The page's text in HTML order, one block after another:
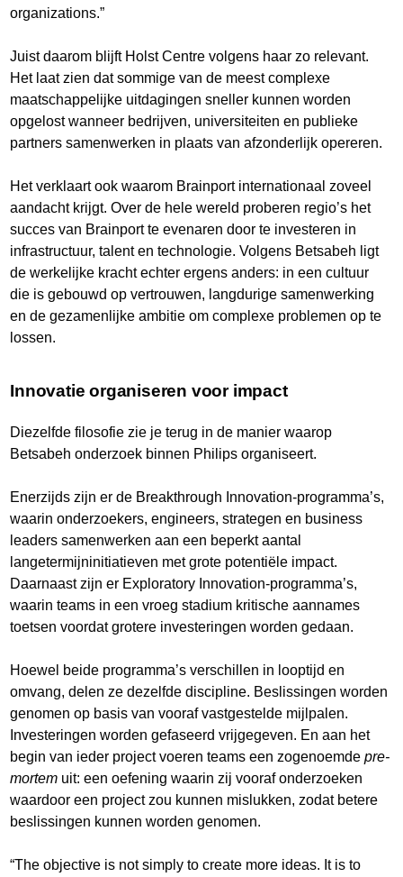
organizations.”
Juist daarom blijft Holst Centre volgens haar zo relevant.
Het laat zien dat sommige van de meest complexe
maatschappelijke uitdagingen sneller kunnen worden
opgelost wanneer bedrijven, universiteiten en publieke
partners samenwerken in plaats van afzonderlijk opereren.
Het verklaart ook waarom Brainport internationaal zoveel
aandacht krijgt. Over de hele wereld proberen regio’s het
succes van Brainport te evenaren door te investeren in
infrastructuur, talent en technologie. Volgens Betsabeh ligt
de werkelijke kracht echter ergens anders: in een cultuur
die is gebouwd op vertrouwen, langdurige samenwerking
en de gezamenlijke ambitie om complexe problemen op te
lossen.
Innovatie organiseren voor impact
Diezelfde filosofie zie je terug in de manier waarop
Betsabeh onderzoek binnen Philips organiseert.
Enerzijds zijn er de Breakthrough Innovation-programma’s,
waarin onderzoekers, engineers, strategen en business
leaders samenwerken aan een beperkt aantal
langetermijninitiatieven met grote potentiële impact.
Daarnaast zijn er Exploratory Innovation-programma’s,
waarin teams in een vroeg stadium kritische aannames
toetsen voordat grotere investeringen worden gedaan.
Hoewel beide programma’s verschillen in looptijd en
omvang, delen ze dezelfde discipline. Beslissingen worden
genomen op basis van vooraf vastgestelde mijlpalen.
Investeringen worden gefaseerd vrijgegeven. En aan het
begin van ieder project voeren teams een zogenoemdepre-
mortem uit: een oefening waarin zij vooraf onderzoeken
waardoor een project zou kunnen mislukken, zodat betere
beslissingen kunnen worden genomen.
“The objective is not simply to create more ideas. It is to